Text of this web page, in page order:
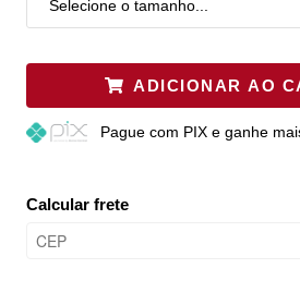
Selecione o tamanho...
ADICIONAR AO
Pague com PIX e ganhe
Calcular frete